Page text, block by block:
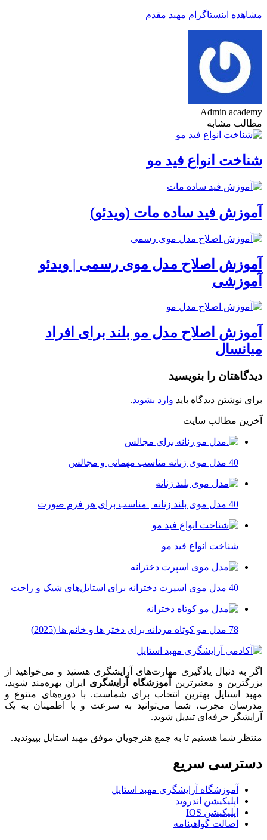
مشاهده اینستاگرام مهبد مقدم
Admin academy
مطالب مشابه
شناخت انواع فید مو
آموزش فید ساده مات (ویدئو)
آموزش اصلاح مدل موی رسمی | ویدئو
آموزشی
آموزش اصلاح مدل مو بلند برای افراد
میانسال
دیدگاهتان را بنویسید
برای نوشتن دیدگاه باید وارد بشوید.
آخرین مطالب سایت
40 مدل موی زنانه مناسب مهمانی و مجالس
40 مدل موی بلند زنانه | مناسب برای هر فرم صورت
شناخت انواع فید مو
40 مدل موی اسپرت دخترانه برای استایل‌های شیک و راحت
78 مدل مو کوتاه مردانه برای دختر ها و خانم ها (2025)
اگر به دنبال یادگیری مهارت‌های آرایشگری هستید و می‌خواهید از
بزرگترین و معتبرترین
آموزشگاه آرایشگری ایران بهره‌مند شوید،
مهبد استایل بهترین انتخاب برای شماست. با دوره‌های متنوع و
مدرسان مجرب، شما می‌توانید به سرعت و با اطمینان به یک
آرایشگر حرفه‌ای تبدیل شوید.
منتظر شما هستیم تا به جمع هنرجویان موفق مهبد استایل بپیوندید.
دسترسی سریع
آموزشگاه آرایشگری مهبد استایل
اپلیکیشن اندروید
اپلیکیشن IOS
اصالت گواهینامه